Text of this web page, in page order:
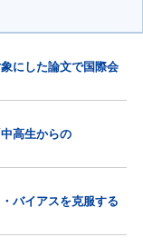
にした論文で国際会
高生からの
バイアスを克服する